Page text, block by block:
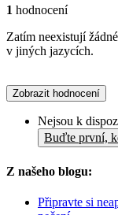
1 hodnocení
Zatím neexistují
v jiných jazycích.
Zobrazit hodnocení
Nejsou k
Buďte první,
Z našeho blogu:
Připravte si